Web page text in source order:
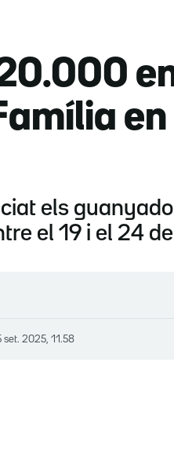
els
el 19 i el 24
set. 2025, 11.58